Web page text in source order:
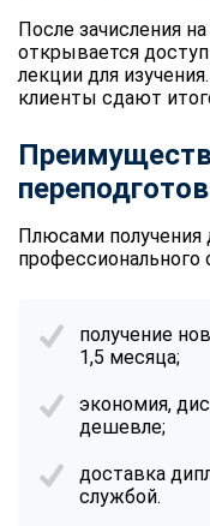
После зачисления
открывается
лекции для
клиенты сдают
Плюсами получения
профессионального
получение
1,5 месяца;
экономия,
дешевле;
доставка
службой.